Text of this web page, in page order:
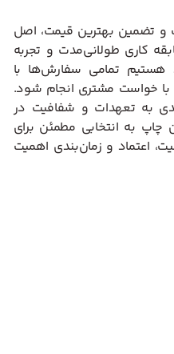
و تضمین بهترین قیمت، اصل
کاری طولانی‌مدت و تجربه
تمامی سفارش‌ها با
با خواست مشتری انجام شود.
به تعهدات و شفافیت در
چاپ به انتخابی مطمئن برای
اعتماد و زمان‌بندی اهمیت